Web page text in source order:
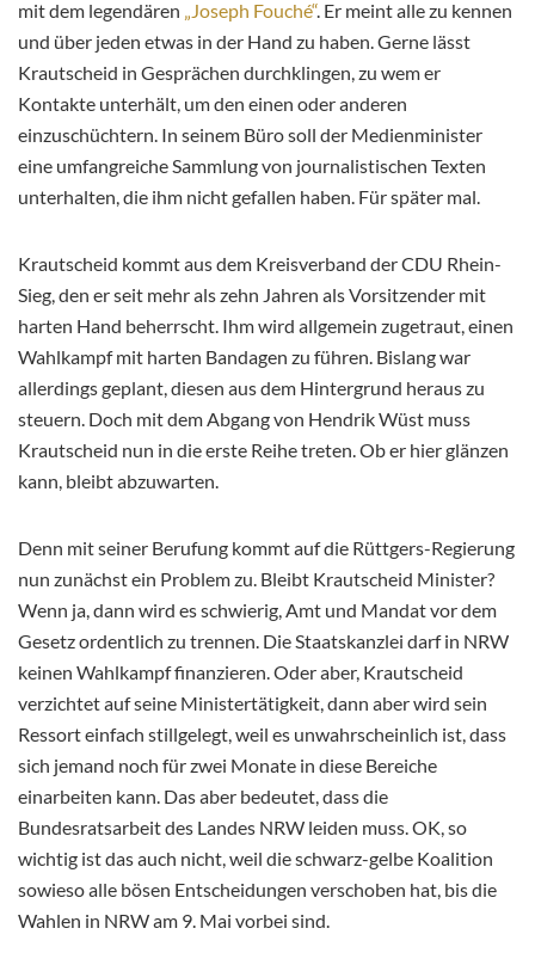
mit dem legendären „Joseph Fouché“. Er meint alle zu kennen
und über jeden etwas in der Hand zu haben. Gerne lässt
Krautscheid in Gesprächen durchklingen, zu wem er
Kontakte unterhält, um den einen oder anderen
einzuschüchtern. In seinem Büro soll der Medienminister
eine umfangreiche Sammlung von journalistischen Texten
unterhalten, die ihm nicht gefallen haben. Für später mal.
Krautscheid kommt aus dem Kreisverband der CDU Rhein-
Sieg, den er seit mehr als zehn Jahren als Vorsitzender mit
harten Hand beherrscht. Ihm wird allgemein zugetraut, einen
Wahlkampf mit harten Bandagen zu führen. Bislang war
allerdings geplant, diesen aus dem Hintergrund heraus zu
steuern. Doch mit dem Abgang von Hendrik Wüst muss
Krautscheid nun in die erste Reihe treten. Ob er hier glänzen
kann, bleibt abzuwarten.
Denn mit seiner Berufung kommt auf die Rüttgers-Regierung
nun zunächst ein Problem zu. Bleibt Krautscheid Minister?
Wenn ja, dann wird es schwierig, Amt und Mandat vor dem
Gesetz ordentlich zu trennen. Die Staatskanzlei darf in NRW
keinen Wahlkampf finanzieren. Oder aber, Krautscheid
verzichtet auf seine Ministertätigkeit, dann aber wird sein
Ressort einfach stillgelegt, weil es unwahrscheinlich ist, dass
sich jemand noch für zwei Monate in diese Bereiche
einarbeiten kann. Das aber bedeutet, dass die
Bundesratsarbeit des Landes NRW leiden muss. OK, so
wichtig ist das auch nicht, weil die schwarz-gelbe Koalition
sowieso alle bösen Entscheidungen verschoben hat, bis die
Wahlen in NRW am 9. Mai vorbei sind.